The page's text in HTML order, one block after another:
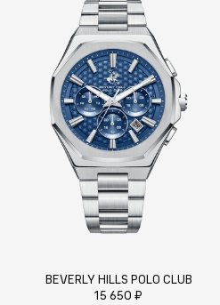
BEVERLY HILLS POLO CLUB
15 650 ₽